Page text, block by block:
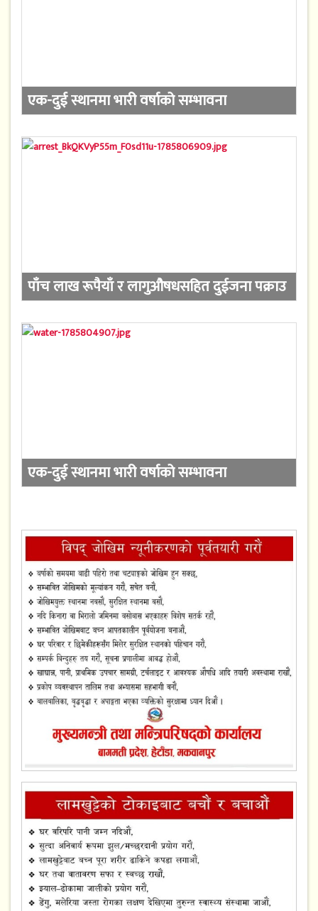
एक-दुई स्थानमा भारी वर्षाको सम्भावना
पाँच लाख रूपैयाँ र लागुऔषधसहित दुईजना पक्राउ
एक-दुई स्थानमा भारी वर्षाको सम्भावना